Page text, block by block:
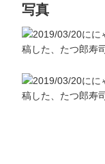
写真